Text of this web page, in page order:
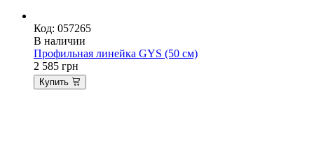
Код: 057265
В наличии
Профильная линейка GYS (50 см)
2 585 грн
Купить